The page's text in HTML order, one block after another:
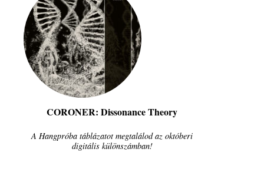
CORONER: Dissonance Theory
A Hangpróba táblázatot megtalálod az októberi
digitális különszámban!